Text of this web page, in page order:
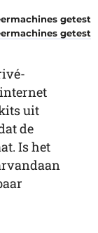
getest
uit
de
Is het